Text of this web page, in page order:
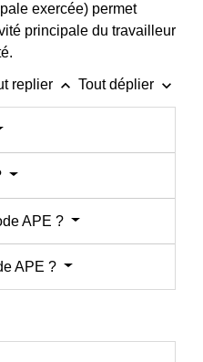
exercée) permet
principale du travailleur
replier keyboard_arrow_up Tout déplier keyboard_arrow_down
APE ?
APE ?